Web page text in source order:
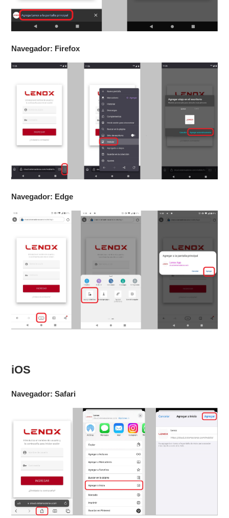
Navegador: Firefox
Navegador: Edge
iOS
Navegador: Safari